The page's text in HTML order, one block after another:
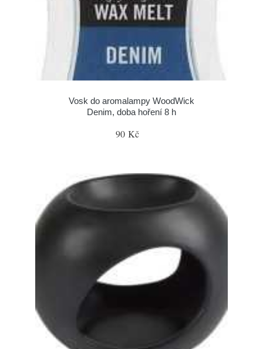
Vosk do aromalampy WoodWick
Denim, doba hoření 8 h
90 Kč